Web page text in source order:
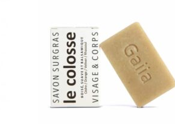
est davantage destiné aux adultes.
l’utilisation de nos parfums solides
et l’allaitement car nos parfums
à partir d’huiles essentielles.
phares du